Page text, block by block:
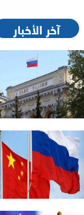
آخر الأخبار